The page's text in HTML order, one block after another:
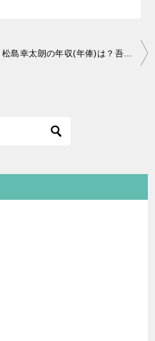
松島幸太朗の年収(年俸)は？吾郎丸や外国人選手と比較！